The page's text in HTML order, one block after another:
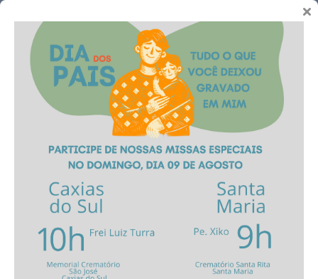
Telefones
Novidades
Como vestir o ente